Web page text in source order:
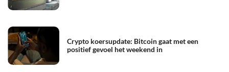
Crypto koersupdate: Bitcoin gaat met een
positief gevoel het weekend in